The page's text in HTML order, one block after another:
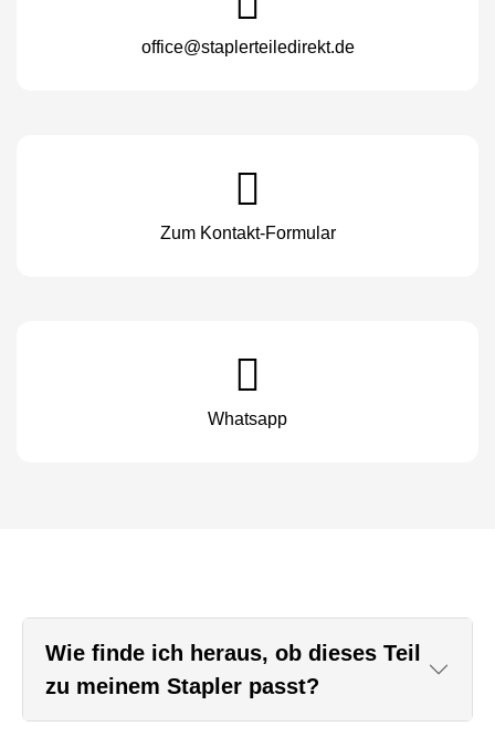
office@staplerteiledirekt.de
Zum Kontakt-Formular
Whatsapp
Wie finde ich heraus, ob dieses Teil
zu meinem Stapler passt?